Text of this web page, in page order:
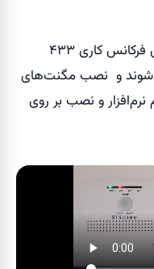
توجه داشته باشید که تنها مگنت‌های فرکانس کاری ۴۳۳
و نصب مگنت‌های
نرم‌افزار و نصب بر روی